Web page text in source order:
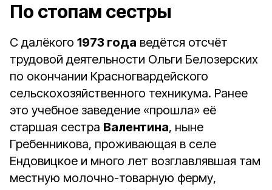
По стопам сестры
С далёкого 1973 года ведётся отсчёт
трудовой деятельности Ольги Белозерских
по окончании Красногвардейского
сельскохозяйственного техникума. Ранее
это учебное заведение «прошла» её
старшая сестра Валентина, ныне
Гребенникова, проживающая в селе
Ендовицкое и много лет возглавлявшая там
местную молочно-товарную ферму,